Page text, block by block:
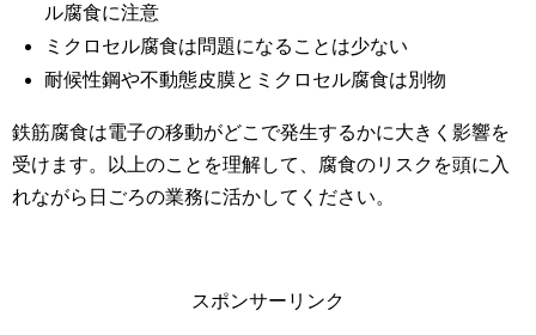
ル腐食に注意
ミクロセル腐食は問題になることは少ない
耐候性鋼や不動態皮膜とミクロセル腐食は別物
鉄筋腐食は電子の移動がどこで発生するかに大きく影響を
受けます。以上のことを理解して、腐食のリスクを頭に入
れながら日ごろの業務に活かしてください。
スポンサーリンク